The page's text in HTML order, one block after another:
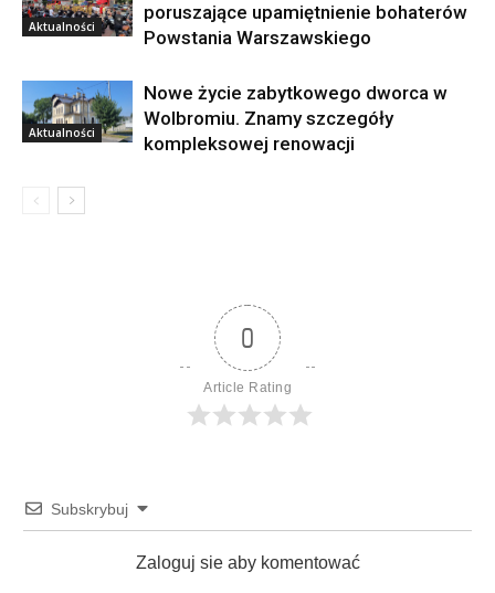
Aktualności
poruszające upamiętnienie bohaterów
Powstania Warszawskiego
Aktualności
Nowe życie zabytkowego dworca w
Wolbromiu. Znamy szczegóły
kompleksowej renowacji
0
Article Rating
Subskrybuj
Zaloguj sie aby komentować